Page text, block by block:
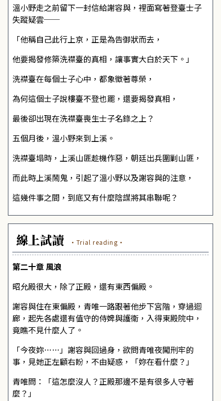
溫小野走之前留下一封信給謝容與，裡面寫著登臺士子
失蹤疑雲──
「他稱自己此行上京，正是為告御狀而去，
他要揭發修築洗襟臺的真相，讓事實大白於天下。」
洗襟臺在每個士子心中，都象徵著尊榮，
為何這個士子說樓臺不登也罷，還要揭發真相，
最後卻出現在洗襟臺喪生士子名錄之上？
五個月後，溫小野來到上溪。
洗襟臺塌時，上溪山匪趁機作惡，朝廷出兵圍剿山匪，
而此時上溪鬧鬼，引起了溫小野以及謝容與的注意，
這幾件事之間，到底又有什麼陰謀將其串聯呢？
線上試讀 ·Trial reading·
第二十章 風浪
昭允殿很大，除了正殿，還有東西偏殿。
謝容與住在東偏殿，青唯一路跟著他步下宮階，穿過迴
廊，起先各處還有值守的侍婢與護衛，入得東殿院中，
竟瞧不見什麼人了。
「今夜妳……」謝容與回過身，欲問青唯夜闖刑牢的
事，見她正左顧右盼，不由疑惑，「妳在看什麼？」
青唯問：「這怎麼沒人？正殿那邊不是有很多人守著
麼？」